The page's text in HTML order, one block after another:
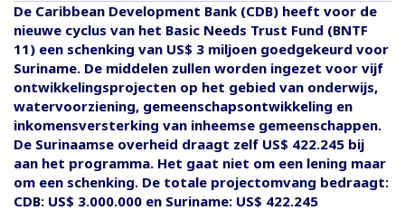
De Caribbean Development Bank (CDB) heeft voor de
nieuwe cyclus van het Basic Needs Trust Fund (BNTF
11) een schenking van US$ 3 miljoen goedgekeurd voor
Suriname. De middelen zullen worden ingezet voor vijf
ontwikkelingsprojecten op het gebied van onderwijs,
watervoorziening, gemeenschapsontwikkeling en
inkomensversterking van inheemse gemeenschappen.
De Surinaamse overheid draagt zelf US$ 422.245 bij
aan het programma. Het gaat niet om een lening maar
om een schenking. De totale projectomvang bedraagt:
CDB: US$ 3.000.000 en Suriname: US$ 422.245